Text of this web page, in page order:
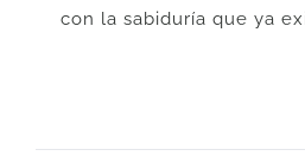
con la sabiduría que ya